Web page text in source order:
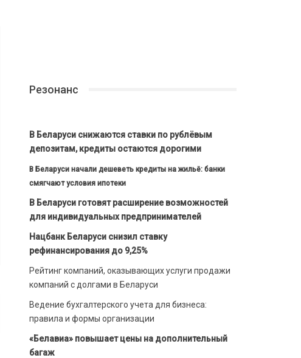
Резонанс
В Беларуси снижаются ставки по рублёвым
депозитам, кредиты остаются дорогими
В Беларуси начали дешеветь кредиты на жильё: банки
смягчают условия ипотеки
В Беларуси готовят расширение возможностей
для индивидуальных предпринимателей
Нацбанк Беларуси снизил ставку
рефинансирования до 9,25%
Рейтинг компаний, оказывающих услуги продажи
компаний с долгами в Беларуси
Ведение бухгалтерского учета для бизнеса:
правила и формы организации
«Белавиа» повышает цены на дополнительный
багаж